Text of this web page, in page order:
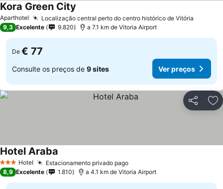
Aparthotel Localização central perto do centro histórico de Vitória
Kora Green City
9,3 Excelente 9.820 a 7.1 km de Vitoria Airport
De € 77
Consulte os preços de 9 sites Ver preços
Partilhar
3 EstrelasHotel Estacionamento privado pagoVer preços
Hotel Araba
8,9 Excelente 1.810 a 4.1 km de Vitoria Airport